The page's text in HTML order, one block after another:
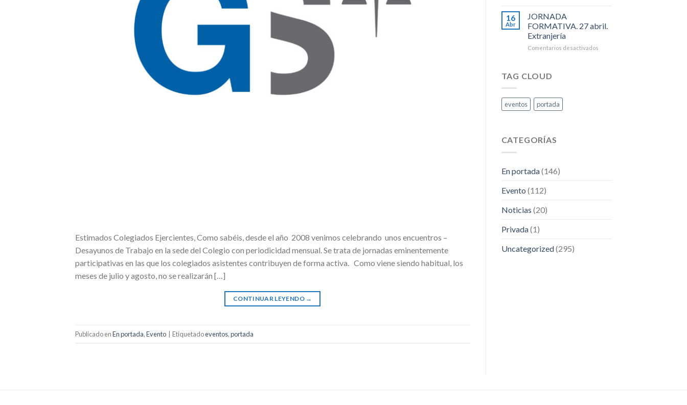
Estimados Colegiados Ejercientes, Como sabéis, desde el año 2008 venimos celebrando unos encuentros –
Desayunos de Trabajo en la sede del Colegio con periodicidad mensual. Se trata de jornadas eminentemente
participativas en las que los colegiados asistentes contribuyen de forma activa. Como viene siendo habitual, los
meses de julio y agosto, no se realizarán […]
CONTINUAR LEYENDO →
Publicado enEn portada,Evento Etiquetadoeventos,portada
HOGAR
PECULIARIDADES
16
Abr
JORNADA
FORMATIVA. 27 abril.
Extranjería
Comentarios desactivadosen
TAG CLOUD
eventos portada
CATEGORÍAS
En portada(146)
Evento (112)
Noticias (20)
Privada(1)
Uncategorized(295)